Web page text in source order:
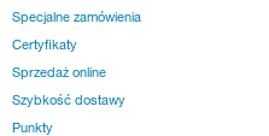
Specjalne zamówienia
Certyfikaty
Sprzedaż online
Szybkość dostawy
Punkty